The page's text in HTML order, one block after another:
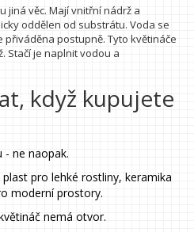
jiná věc. Mají vnitřní nádrž a
oddělen od substrátu. Voda se
postupně. Tyto květináče
Stačí je naplnit vodou a
když kupujete
- ne naopak.
pro lehké rostliny, keramika
moderní prostory.
nemá otvor.